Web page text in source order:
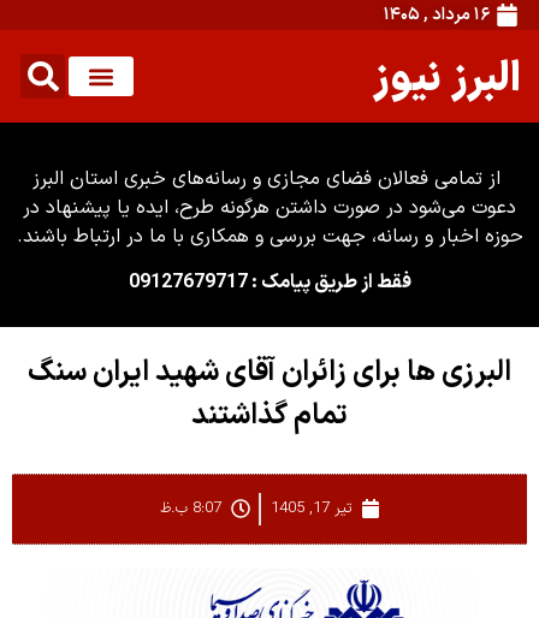
۱۶ مرداد , ۱۴۰۵
البرز نیوز
از تمامی فعالان فضای مجازی و رسانه‌های خبری استان البرز
دعوت می‌شود در صورت داشتن هرگونه طرح، ایده یا پیشنهاد در
حوزه اخبار و رسانه، جهت بررسی و همکاری با ما در ارتباط باشند.
فقط از طریق پیامک : 09127679717
البرزی ها برای زائران آقای شهید ایران سنگ
تمام گذاشتند
تیر 17, 1405 8:07 ب.ظ